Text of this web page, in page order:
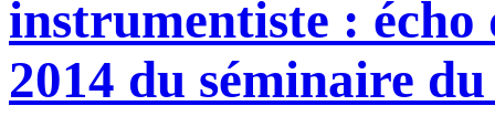
instrumentiste : écho
2014 du séminaire